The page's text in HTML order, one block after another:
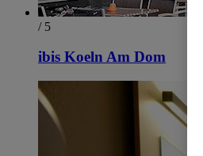
/ 5
ibis Koeln Am Dom